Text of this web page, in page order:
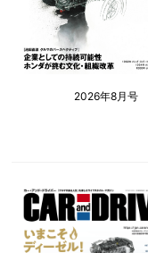
2026年8月号